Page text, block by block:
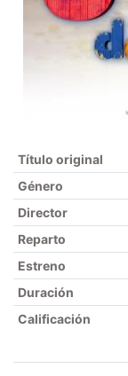
Título original
Género
Director
Reparto
Estreno
Duración
Calificación